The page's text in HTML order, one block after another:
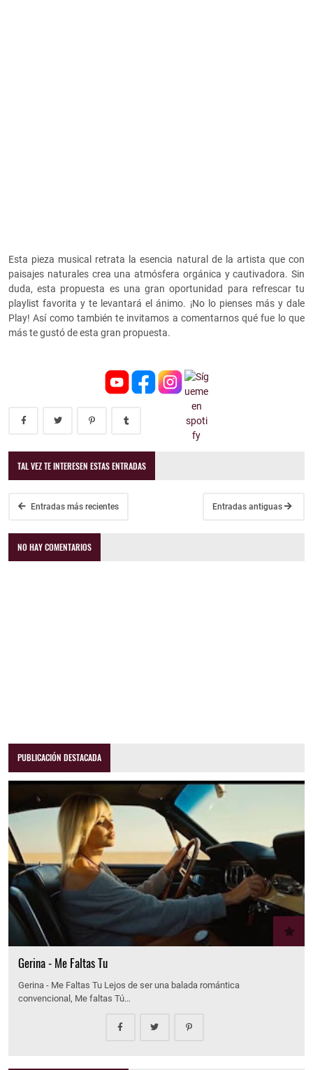
Esta pieza musical retrata la esencia natural de la artista que con
paisajes naturales crea una atmósfera orgánica y cautivadora. Sin
duda, esta propuesta es una gran oportunidad para refrescar tu
playlist favorita y te levantará el ánimo. ¡No lo pienses más y dale
Play! Así como también te invitamos a comentarnos qué fue lo que
más te gustó de esta gran propuesta.
TAL VEZ TE INTERESEN ESTAS ENTRADAS
Entradas más recientes Entradas antiguas
NO HAY COMENTARIOS
PUBLICACIÓN DESTACADA
Gerina - Me Faltas Tu
Gerina - Me Faltas Tu Lejos de ser una balada romántica
convencional, Me faltas Tú…